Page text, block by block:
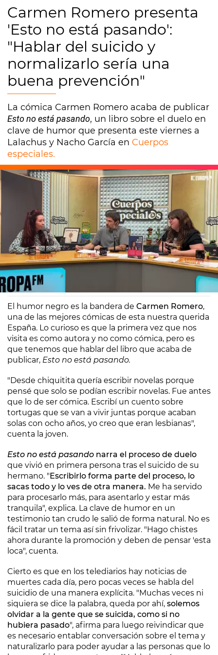
Carmen Romero presenta
'Esto no está pasando':
"Hablar del suicido y
normalizarlo sería una
buena prevención"
La cómica Carmen Romero acaba de publicar
Esto no está pasando, un libro sobre el duelo en
clave de humor que presenta este viernes a
Lalachus y Nacho García en Cuerpos
especiales.
Europa FM
Madrid 17/05/2024 10:00
El humor negro es la bandera de Carmen Romero,
una de las mejores cómicas de esta nuestra querida
España. Lo curioso es que la primera vez que nos
visita es como autora y no como cómica, pero es
que tenemos que hablar del libro que acaba de
publicar, Esto no está pasando.
"Desde chiquitita quería escribir novelas porque
pensé que solo se podían escribir novelas. Fue antes
que lo de ser cómica. Escribí un cuento sobre
tortugas que se van a vivir juntas porque acaban
solas con ocho años, yo creo que eran lesbianas",
cuenta la joven.
Esto no está pasando narra el proceso de duelo
que vivió en primera persona tras el suicido de su
hermano. "Escribirlo forma parte del proceso, lo
sacas todo y lo ves de otra manera. Me ha servido
para procesarlo más, para asentarlo y estar más
tranquila", explica. La clave de humor en un
testimonio tan crudo le salió de forma natural. No es
fácil tratar un tema así sin frivolizar. "Hago chistes
ahora durante la promoción y deben de pensar 'esta
loca", cuenta.
Cierto es que en los telediarios hay noticias de
muertes cada día, pero pocas veces se habla del
suicidio de una manera explícita. "Muchas veces ni
siquiera se dice la palabra, queda por ahí, solemos
olvidar a la gente que se suicida, como si no
hubiera pasado", afirma para luego reivindicar que
es necesario entablar conversación sobre el tema y
naturalizarlo para poder ayudar a las personas que lo